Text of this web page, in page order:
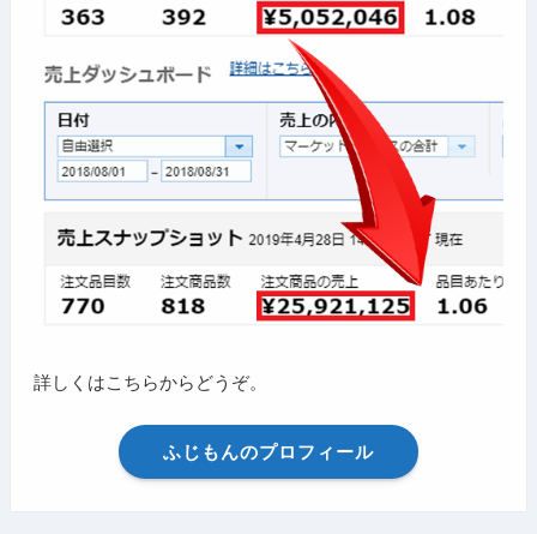
詳しくはこちらからどうぞ。
ふじもんのプロフィール